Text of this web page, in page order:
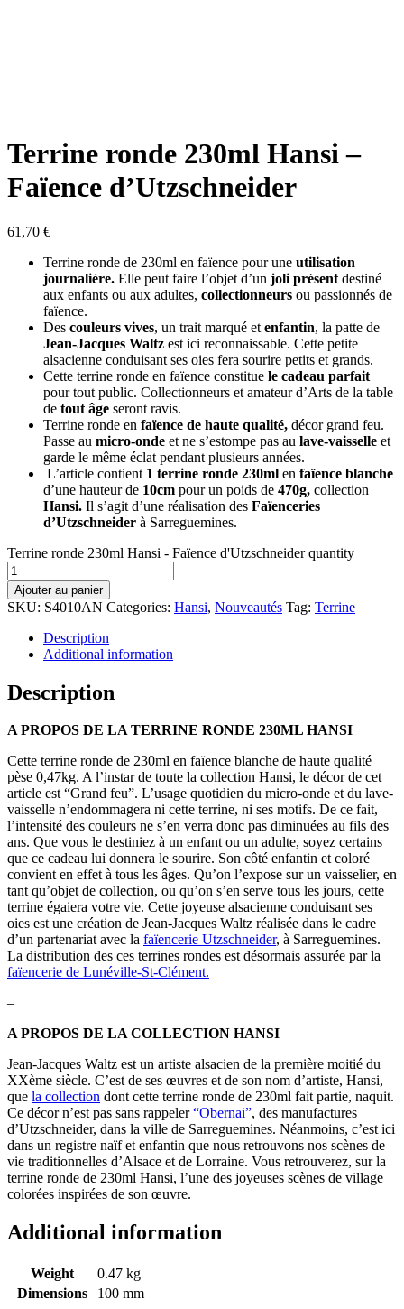
Terrine ronde 230ml Hansi –
Faïence d’Utzschneider
61,70 €
Terrine ronde de 230ml en faïence pour une utilisation
journalière. Elle peut faire l’objet d’un joli présent destiné
aux enfants ou aux adultes, collectionneurs ou passionnés de
faïence.
Des couleurs vives, un trait marqué et enfantin, la patte de
Jean-Jacques Waltz est ici reconnaissable. Cette petite
alsacienne conduisant ses oies fera sourire petits et grands.
Cette terrine ronde en faïence constitue le cadeau parfait
pour tout public. Collectionneurs et amateur d’Arts de la table
de tout âge seront ravis.
Terrine ronde en faïence de haute qualité, décor grand feu.
Passe au micro-onde et ne s’estompe pas au lave-vaisselle et
garde le même éclat pendant plusieurs années.
L’article contient 1 terrine ronde 230ml en faïence blanche
d’une hauteur de 10cm pour un poids de 470g, collection
Hansi. Il s’agit d’une réalisation des Faïenceries
d’Utzschneider à Sarreguemines.
Terrine ronde 230ml Hansi - Faïence d'Utzschneider quantity
Ajouter au panier
SKU: S4010AN Categories: Hansi, Nouveautés Tag: Terrine
Description
Additional information
Description
A PROPOS DE LA TERRINE RONDE 230ML HANSI
Cette terrine ronde de 230ml en faïence blanche de haute qualité
pèse 0,47kg. A l’instar de toute la collection Hansi, le décor de cet
article est “Grand feu”. L’usage quotidien du micro-onde et du lave-
vaisselle n’endommagera ni cette terrine, ni ses motifs. De ce fait,
l’intensité des couleurs ne s’en verra donc pas diminuées au fils des
ans. Que vous le destiniez à un enfant ou un adulte, soyez certains
que ce cadeau lui donnera le sourire. Son côté enfantin et coloré
convient en effet à tous les âges. Qu’on l’expose sur un vaisselier, en
tant qu’objet de collection, ou qu’on s’en serve tous les jours, cette
terrine égaiera votre vie. Cette joyeuse alsacienne conduisant ses
oies est une création de Jean-Jacques Waltz réalisée dans le cadre
d’un partenariat avec la faïencerie Utzschneider, à Sarreguemines.
La distribution des ces terrines rondes est désormais assurée par la
faïencerie de Lunéville-St-Clément.
–
A PROPOS DE LA COLLECTION HANSI
Jean-Jacques Waltz est un artiste alsacien de la première moitié du
XXème siècle. C’est de ses œuvres et de son nom d’artiste, Hansi,
que la collection dont cette terrine ronde de 230ml fait partie, naquit.
Ce décor n’est pas sans rappeler“Obernai”, des manufactures
d’Utzschneider, dans la ville de Sarreguemines. Néanmoins, c’est ici
dans un registre naïf et enfantin que nous retrouvons nos scènes de
vie traditionnelles d’Alsace et de Lorraine. Vous retrouverez, sur la
terrine ronde de 230ml Hansi, l’une des joyeuses scènes de village
colorées inspirées de son œuvre.
Additional information
Weight
0.47 kg
Dimensions
100 mm